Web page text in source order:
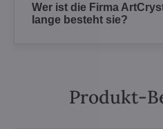
Wer ist die Firma
lange besteht sie?
Produkt-